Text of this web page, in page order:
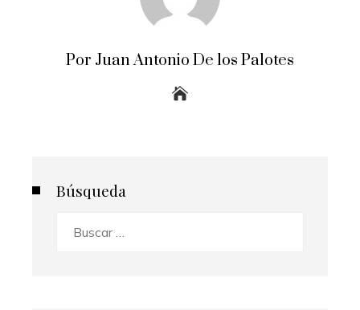
Por Juan Antonio De los Palotes
Búsqueda